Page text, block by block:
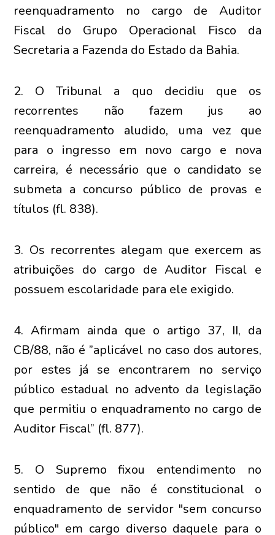
reenquadramento no cargo de Auditor
Fiscal do Grupo Operacional Fisco da
Secretaria a Fazenda do Estado da Bahia.
2. O Tribunal a quo decidiu que os
recorrentes não fazem jus ao
reenquadramento aludido, uma vez que
para o ingresso em novo cargo e nova
carreira, é necessário que o candidato se
submeta a concurso público de provas e
títulos (fl. 838).
3. Os recorrentes alegam que exercem as
atribuições do cargo de Auditor Fiscal e
possuem escolaridade para ele exigido.
4. Afirmam ainda que o artigo 37, II, da
CB/88, não é ”aplicável no caso dos autores,
por estes já se encontrarem no serviço
público estadual no advento da legislação
que permitiu o enquadramento no cargo de
Auditor Fiscal” (fl. 877).
5. O Supremo fixou entendimento no
sentido de que não é constitucional o
enquadramento de servidor "sem concurso
público" em cargo diverso daquele para o